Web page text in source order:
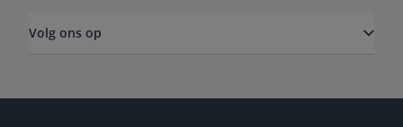
Volg ons op